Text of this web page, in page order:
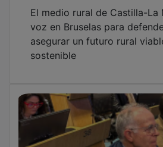
voz en Bruselas para
asegurar un futuro rural
sostenible